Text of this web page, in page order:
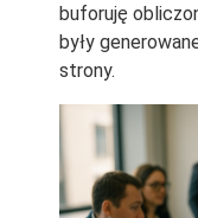
buforuję
były
strony.